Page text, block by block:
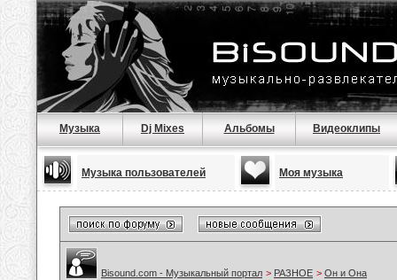
Музыка Dj Mixes Альбомы Видеоклипы
Музыка пользователей Моя музыка
Bisound.com - Музыкальный портал > РАЗНОЕ > Он и Она